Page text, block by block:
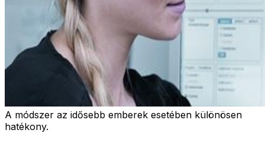
A módszer az idősebb emberek esetében különösen
hatékony.